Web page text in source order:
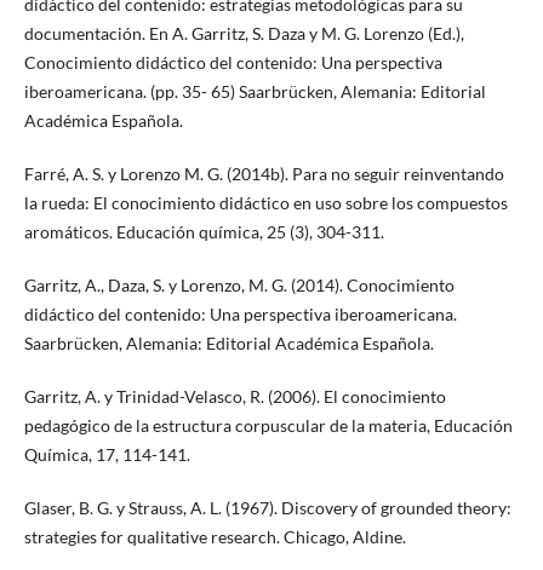
didáctico del contenido: estrategias metodológicas para su
documentación. En A. Garritz, S. Daza y M. G. Lorenzo (Ed.),
Conocimiento didáctico del contenido: Una perspectiva
iberoamericana. (pp. 35- 65) Saarbrücken, Alemania: Editorial
Académica Española.
Farré, A. S. y Lorenzo M. G. (2014b). Para no seguir reinventando
la rueda: El conocimiento didáctico en uso sobre los compuestos
aromáticos. Educación química, 25 (3), 304-311.
Garritz, A., Daza, S. y Lorenzo, M. G. (2014). Conocimiento
didáctico del contenido: Una perspectiva iberoamericana.
Saarbrücken, Alemania: Editorial Académica Española.
Garritz, A. y Trinidad-Velasco, R. (2006). El conocimiento
pedagógico de la estructura corpuscular de la materia, Educación
Química, 17, 114-141.
Glaser, B. G. y Strauss, A. L. (1967). Discovery of grounded theory:
strategies for qualitative research. Chicago, Aldine.